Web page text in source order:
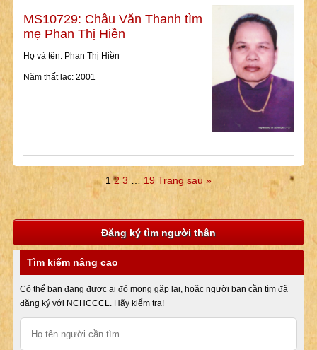
MS10729: Châu Văn Thanh tìm
mẹ Phan Thị Hiền
Họ và tên: Phan Thị Hiền
Năm thất lạc: 2001
1 2 3 … 19 Trang sau »
Đăng ký tìm người thân
Tìm kiếm nâng cao
Có thể bạn đang được ai đó mong gặp lại, hoặc người bạn cần tìm đã
đăng ký với NCHCCCL. Hãy kiểm tra!